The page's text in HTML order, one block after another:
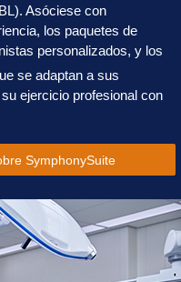
Asóciese con
los paquetes de
personalizados, y los
se adaptan a sus
ejercicio profesional con
SymphonySuite